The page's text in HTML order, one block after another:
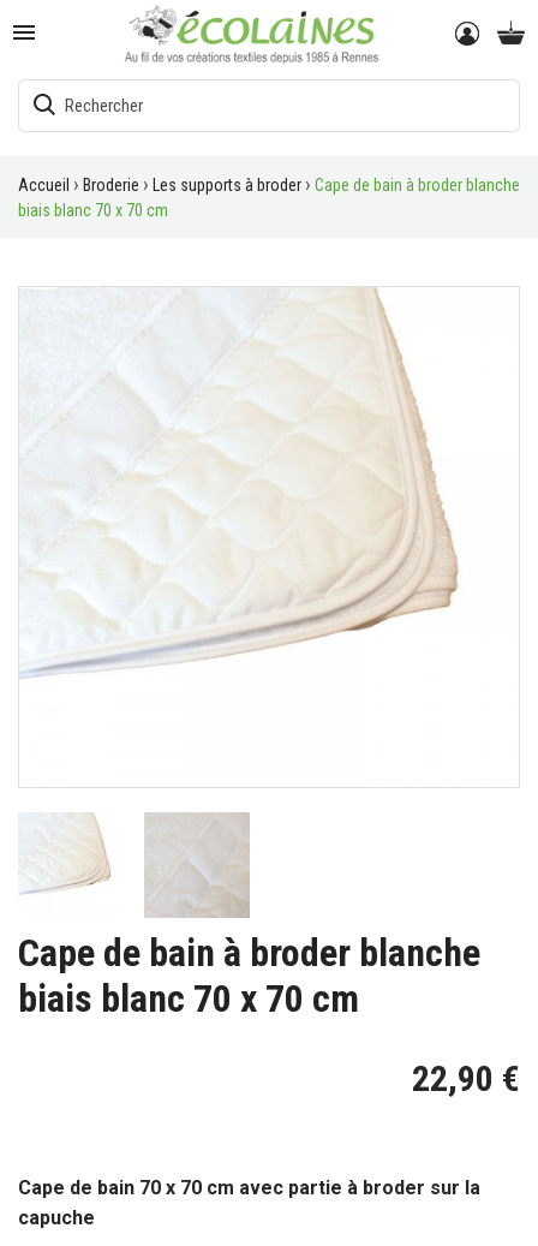

Accueil Broderie Les supports à broder
Cape de bain à broder blanche
biais blanc 70 x 70 cm
Cape de bain à broder blanche
biais blanc 70 x 70 cm
22,90 €
Cape de bain 70 x 70 cm avec partie à broder sur la
capuche